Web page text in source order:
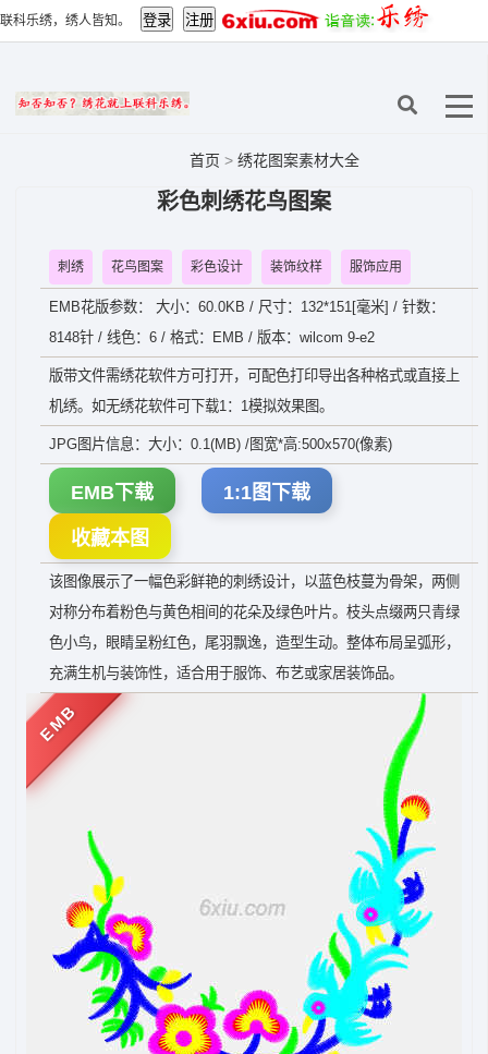
联科乐绣，绣人皆知。
首页 > 绣花图案素材大全
彩色刺绣花鸟图案
刺绣 花鸟图案 彩色设计 装饰纹样 服饰应用
EMB花版参数： 大小：60.0KB / 尺寸：132*151[毫米] / 针数：
8148针 / 线色：6 / 格式：EMB / 版本：wilcom 9-e2
版带文件需绣花软件方可打开，可配色打印导出各种格式或直接上
机绣。如无绣花软件可下载1：1模拟效果图。
JPG图片信息：大小：0.1(MB) /图宽*高:500x570(像素)
EMB下载 1:1图下载
收藏本图
该图像展示了一幅色彩鲜艳的刺绣设计，以蓝色枝蔓为骨架，两侧
对称分布着粉色与黄色相间的花朵及绿色叶片。枝头点缀两只青绿
色小鸟，眼睛呈粉红色，尾羽飘逸，造型生动。整体布局呈弧形，
充满生机与装饰性，适合用于服饰、布艺或家居装饰品。
EMB